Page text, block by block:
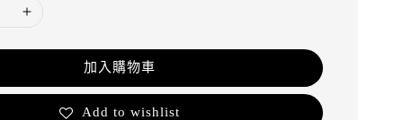
加入購物車
Add to wishlist